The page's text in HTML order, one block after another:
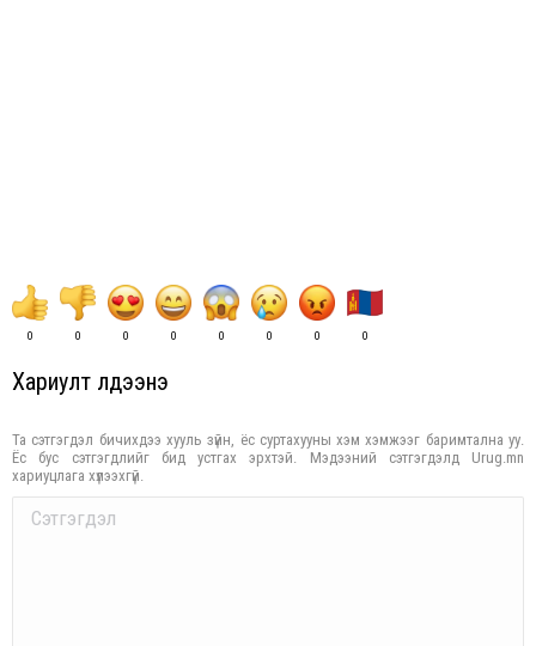
0 0 0 0 0 0 0 0
Хариулт үлдээнэ үү
Та сэтгэгдэл бичихдээ хууль зүйн, ёс суртахууны хэм хэмжээг баримтална уу.
Ёс бус сэтгэгдлийг бид устгах эрхтэй. Мэдээний сэтгэгдэлд Urug.mn
хариуцлага хүлээхгүй.
Comment